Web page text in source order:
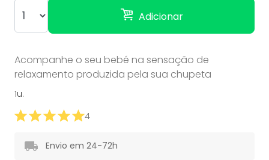
Adicionar
Acompanhe o seu bebé na sensação de
relaxamento produzida pela sua chupeta
1u.
4
Envio em 24-72h